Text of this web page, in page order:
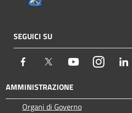
SEGUICI SU
Facebook Twitter YoutubeInstagram
AMMINISTRAZIONE
Organi di Governo